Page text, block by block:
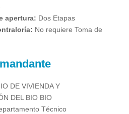
apertura: Dos Etapas
No requiere Toma de
DE VIVIENDA Y
DEL BIO BIO
Técnico